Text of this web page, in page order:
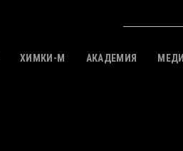
ХИМКИ-M АКАДЕМИЯ